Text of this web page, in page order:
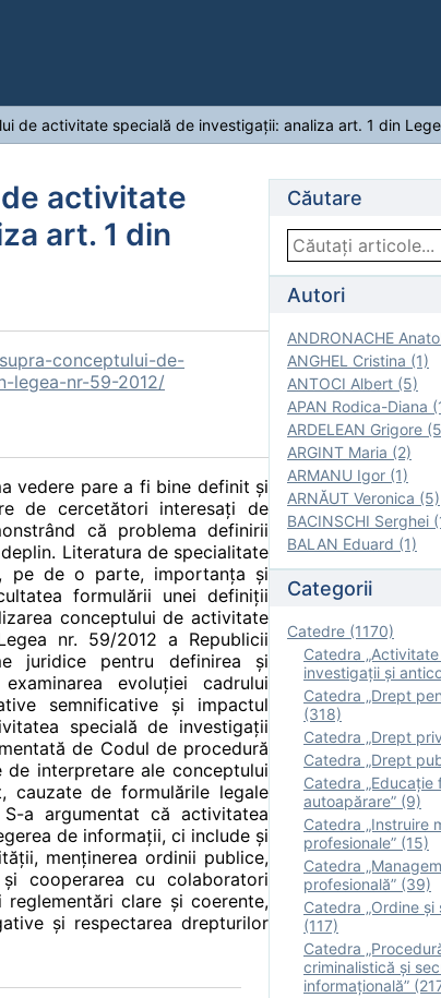
de activitate specială de investigații: analiza art. 1 din
activitate
art. 1 din
conceptului-de-
legea-nr-59-2012/
vedere pare a fi bine definit și
de cercetători interesați de
că problema definirii
Literatura de specialitate
pe de o parte, importanța și
formulării unei definiții
conceptului de activitate
nr. 59/2012 a Republicii
juridice pentru definirea și
evoluției cadrului
semnificative și impactul
specială de investigații
de Codul de procedură
interpretare ale conceptului
de formulările legale
a argumentat că activitatea
de informații, ci include și
menținerea ordinii publice,
cooperarea cu colaboratori
clare și coerente,
și respectarea drepturilor
Căutare
Autori
ANDRONACHE
ANGHEL Cristina (1)
ANTOCI Albert (5)
APAN Rodica-Diana
ARDELEAN Grigore
ARGINT Maria (2)
ARMANU Igor (1)
ARNĂUT Veronica (5)
BACINSCHI Serghei
BALAN Eduard (1)
Categorii
Catedre (1170)
Catedra
investigaţii şi
Catedra „Drept
(318)
Catedra „Drept
Catedra „Drept
Catedra „Educație
autoapărare” (9)
Catedra „Instruire
profesionale” (15)
Catedra
profesională” (39)
Catedra „Ordine
(117)
Catedra
criminalistică și
informațională”